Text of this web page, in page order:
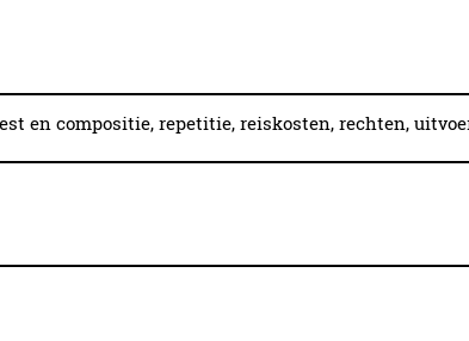
en compositie, repetitie, reiskosten, rechten,